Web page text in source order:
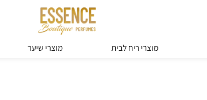
מוצרי ריח לבית מוצרי שיער